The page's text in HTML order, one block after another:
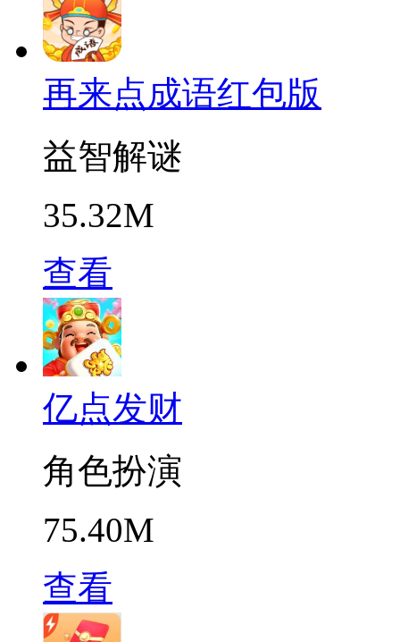
再来点成语红包版
益智解谜
35.32M
查看
亿点发财
角色扮演
75.40M
查看